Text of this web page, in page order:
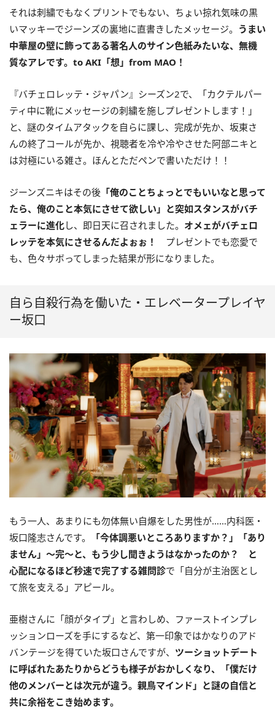
それは刺繍でもなくプリントでもない、ちょい掠れ気味の黒
いマッキーでジーンズの裏地に直書きしたメッセージ。 うまい
中華屋の壁に飾ってある著名人のサイン色紙みたいな、無機
質なアレです。to AKI「想」from MAO！
『バチェロレッテ・ジャパン』シーズン2で、「カクテルパー
ティ中に靴にメッセージの刺繍を施しプレゼントします！」
と、謎のタイムアタックを自らに課し、完成が先か、坂東さ
んの終了コールが先か、視聴者を冷や冷やさせた阿部ニキと
は対極にいる雑さ。ほんとただペンで書いただけ！！
ジーンズニキはその後 「俺のことちょっとでもいいなと思って
たら、俺のこと本気にさせて欲しい」と突如スタンスがバチ
ェラーに進化し、即日天に召されました。 オメェがバチェロ
レッテを本気にさせるんだよぉぉ！
プレゼントでも恋愛で
も、色々サボってしまった結果が形になりました。
自ら自殺行為を働いた・エレベータープレイヤ
ー坂口
もう一人、あまりにも勿体無い自爆をした男性が……内科医・
坂口隆志さんです。
「今体調悪いところありますか？」「あり
ません」〜完〜と、もう少し聞きようはなかったのか？ と
心配になるほど秒速で完了する雑問診で「自分が主治医とし
て旅を支える」アピール。
亜樹さんに「顔がタイプ」と言わしめ、ファーストインプレ
ッションローズを手にするなど、第一印象ではかなりのアド
バンテージを得ていた坂口さんですが、 ツーショットデート
に呼ばれたあたりからどうも様子がおかしくなり、「僕だけ
他のメンバーとは次元が違う。親鳥マインド」と謎の自信と
共に余裕をこき始めます。